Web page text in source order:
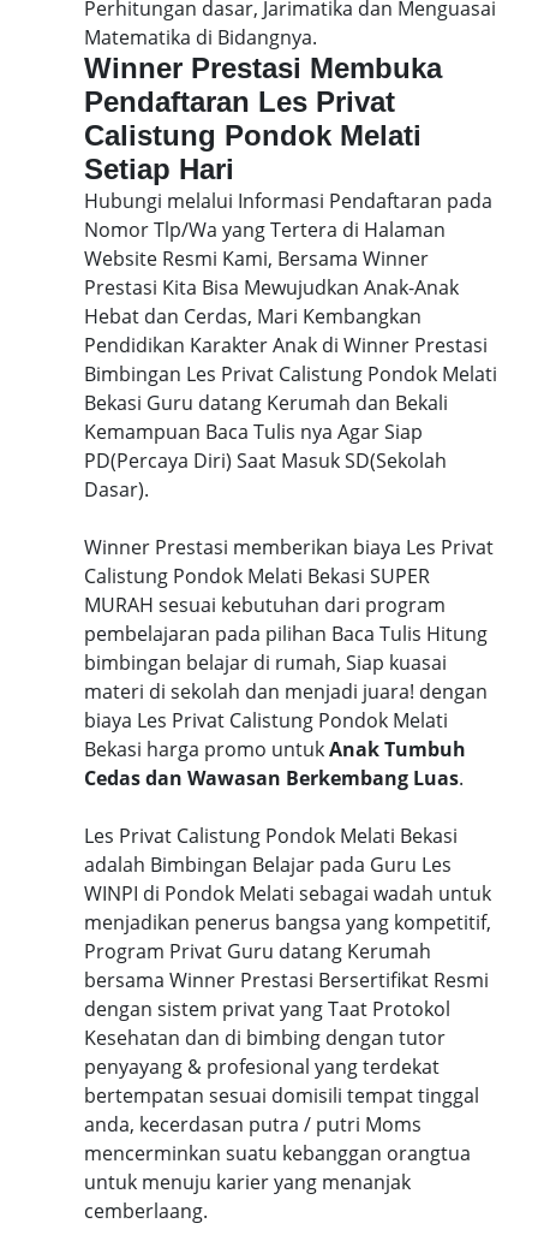
Perhitungan dasar, Jarimatika dan Menguasai
Matematika di Bidangnya.
Winner Prestasi Membuka
Pendaftaran Les Privat
Calistung Pondok Melati
Setiap Hari
Hubungi melalui Informasi Pendaftaran pada
Nomor Tlp/Wa yang Tertera di Halaman
Website Resmi Kami, Bersama Winner
Prestasi Kita Bisa Mewujudkan Anak-Anak
Hebat dan Cerdas, Mari Kembangkan
Pendidikan Karakter Anak di Winner Prestasi
Bimbingan Les Privat Calistung Pondok Melati
Bekasi Guru datang Kerumah dan Bekali
Kemampuan Baca Tulis nya Agar Siap
PD(Percaya Diri) Saat Masuk SD(Sekolah
Dasar).
Winner Prestasi memberikan biaya Les Privat
Calistung Pondok Melati Bekasi SUPER
MURAH sesuai kebutuhan dari program
pembelajaran pada pilihan Baca Tulis Hitung
bimbingan belajar di rumah, Siap kuasai
materi di sekolah dan menjadi juara! dengan
biaya Les Privat Calistung Pondok Melati
Bekasi harga promo untukAnak Tumbuh
Cedas dan Wawasan Berkembang Luas.
Les Privat Calistung Pondok Melati Bekasi
adalah Bimbingan Belajar pada Guru Les
WINPI di Pondok Melati sebagai wadah untuk
menjadikan penerus bangsa yang kompetitif,
Program Privat Guru datang Kerumah
bersama Winner Prestasi Bersertifikat Resmi
dengan sistem privat yang Taat Protokol
Kesehatan dan di bimbing dengan tutor
penyayang & profesional yang terdekat
bertempatan sesuai domisili tempat tinggal
anda, kecerdasan putra / putri Moms
mencerminkan suatu kebanggan orangtua
untuk menuju karier yang menanjak
cemberlaang.